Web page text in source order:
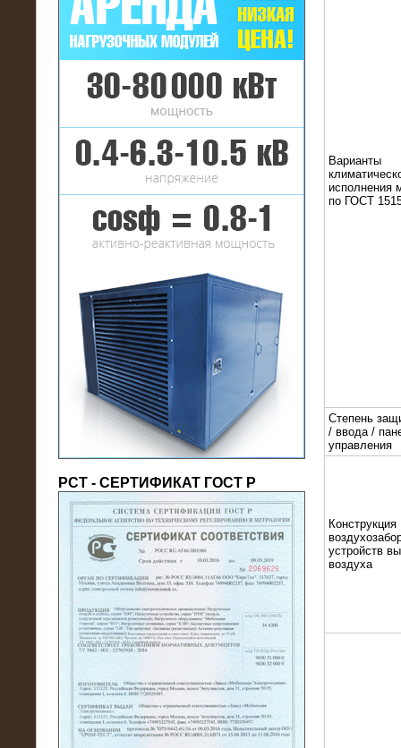
16.01.2017
Аренда нагрузочного комплекса 22
МВт (10 кВ) на газовое
месторождение
17.10.2016
Резистивный высоковольтный
нагрузочный модуль 5 МВт
(напряжение 6/10 кВ)
21.08.2016
На производственное предприятие
модули 20 МВт (0,4 кВ)
РСТ - СЕРТИФИКАТ ГОСТ Р
Варианты
исполнения
по ГОСТ
Степень
/ ввода /
управления
Конструкция
устройств
воздуха